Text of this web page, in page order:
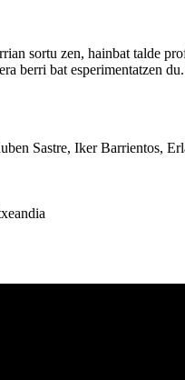
sortu zen, hainbat talde
berri bat esperimentatzen
Sastre, Iker Barrientos,